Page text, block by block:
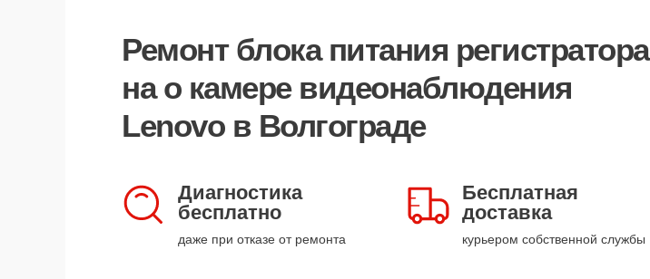
Ремонт блока питания регистратора
на о камере видеонаблюдения
Lenovo в Волгограде
Диагностика
бесплатно
даже при отказе от ремонта
Бесплатная
доставка
курьером собственной службы